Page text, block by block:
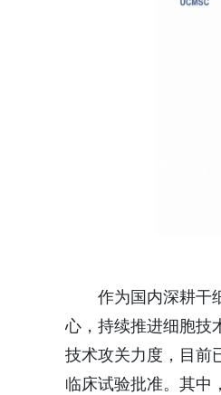
作为国内深耕干
心，持续推进细胞技
技术攻关力度，目前
临床试验批准。其中